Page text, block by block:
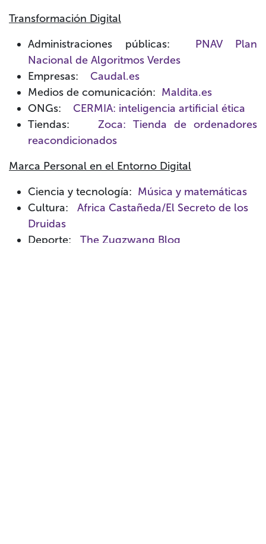
Transformación Digital
Administraciones públicas:
PNAV Plan
Nacional de Algoritmos Verdes
Empresas: Caudal.es
Medios de comunicación: Maldita.es
ONGs: CERMIA: inteligencia artificial ética
Tiendas:
Zoca: Tienda de ordenadores
reacondicionados
Marca Personal en el Entorno Digital
Ciencia y tecnología: Música y matemáticas
Cultura:
Africa Castañeda/El Secreto de los
Druidas
Deporte:
The Zugzwang Blog